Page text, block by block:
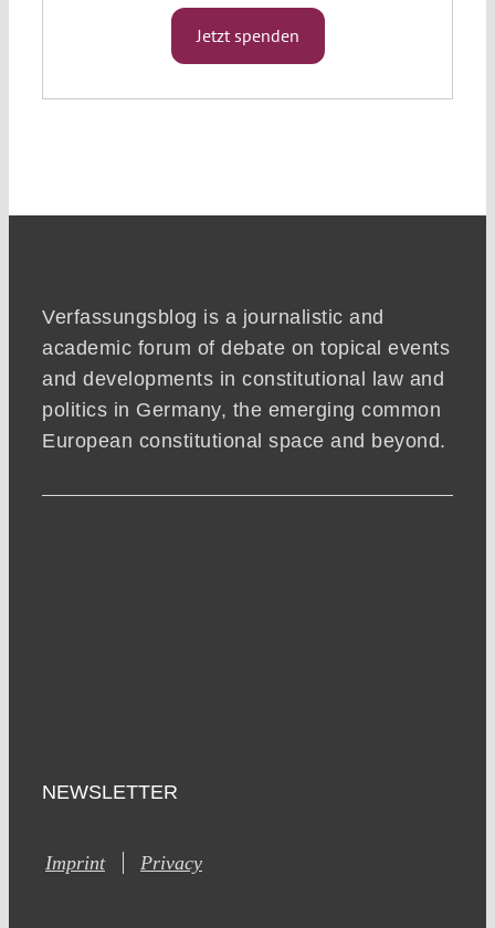
Jetzt spenden
Verfassungsblog is a journalistic and
academic forum of debate on topical events
and developments in constitutional law and
politics in Germany, the emerging common
European constitutional space and beyond.
NEWSLETTER
Imprint Privacy